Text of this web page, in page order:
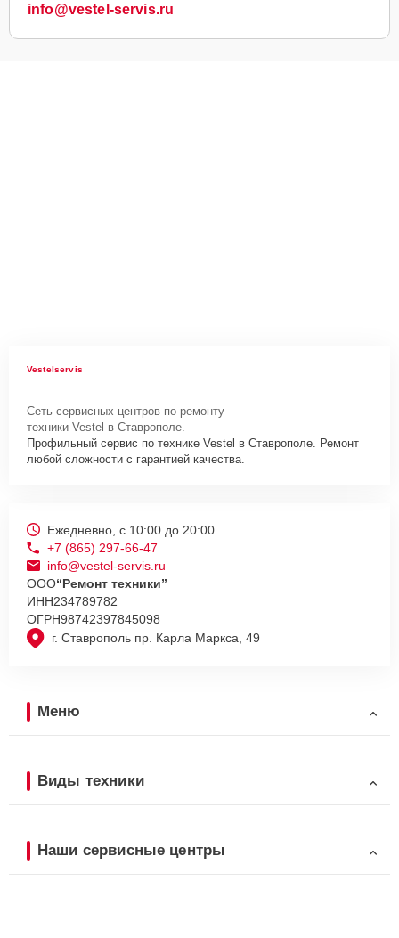
info@vestel-servis.ru
Vestelservis
Сеть сервисных центров по ремонту
техники Vestel в Ставрополе.
Профильный сервис по технике Vestel в Ставрополе. Ремонт
любой сложности с гарантией качества.
г. Ставрополь пр. Карла Маркса, 49
Ежедневно, с 10:00 до 20:00
+7 (865) 297-66-47
info@vestel-servis.ru
ООО“Ремонт техники”
ИНН234789782
ОГРН98742397845098
Меню
Виды техники
Наши сервисные центры